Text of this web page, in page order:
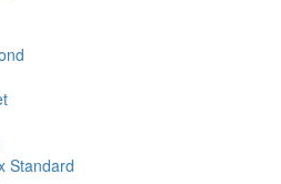
Standard